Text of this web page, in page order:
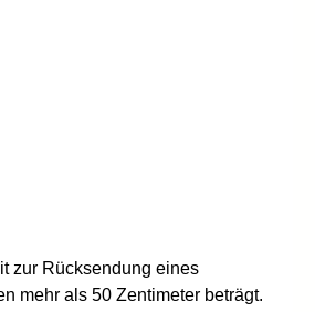
zur Rücksendung eines
mehr als 50 Zentimeter beträgt.